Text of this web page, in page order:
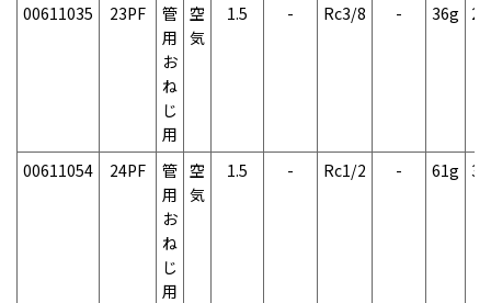
00611035 23PF
管
用
お
ね
じ
用
空
気
1.5 - Rc3/8 - 36g
00611054 24PF
管
用
お
ね
じ
用
空
気
1.5 - Rc1/2 - 61g